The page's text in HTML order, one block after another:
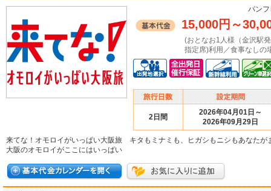
パン
15,000円 ～
(おとなお1人様（金沢駅
指定席)利用／食事なしの
2日間
2026年04月01日～
2026年09月29日
来てな！オモロイがいっぱい大阪旅 キタもミナミも、ヒガシもニシもあなたが
大阪のオモロイがここにはいっぱい